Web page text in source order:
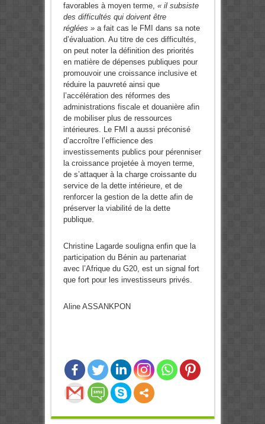
favorables à moyen terme, « il subsiste
des difficultés qui doivent être
réglées »a fait cas le FMI dans sa note
d’évaluation. Au titre de ces difficultés,
on peut noter la définition des priorités
en matière de dépenses publiques pour
promouvoir une croissance inclusive et
réduire la pauvreté ainsi que
l’accélération des réformes des
administrations fiscale et douanière afin
de mobiliser plus de ressources
intérieures. Le FMI a aussi préconisé
d’accroître l’efficience des
investissements publics pour pérenniser
la croissance projetée à moyen terme,
de s’attaquer à la charge croissante du
service de la dette intérieure, et de
renforcer la gestion de la dette afin de
préserver la viabilité de la dette
publique.
Christine Lagarde souligna enfin que la
participation du Bénin au partenariat
avec l’Afrique du G20, est un signal fort
que fort pour les investisseurs privés.
Aline ASSANKPON